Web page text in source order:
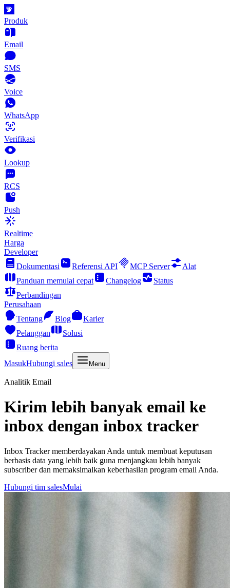
Produk
Email
SMS
Voice
WhatsApp
Verifikasi
Lookup
RCS
Push
Realtime
Harga
Developer
Dokumentasi
Referensi API MCP Server
Alat
Panduan memulai cepat
Changelog
Status
Perbandingan
Perusahaan
Tentang
Blog
Karier
Pelanggan
Solusi
Ruang berita
MasukHubungi sales Menu
Analitik Email
Kirim lebih banyak email ke
inbox dengan inbox tracker
Inbox Tracker memberdayakan Anda untuk membuat keputusan
berbasis data yang lebih baik guna menjangkau lebih banyak
subscriber dan memaksimalkan keberhasilan program email Anda.
Hubungi tim salesMulai